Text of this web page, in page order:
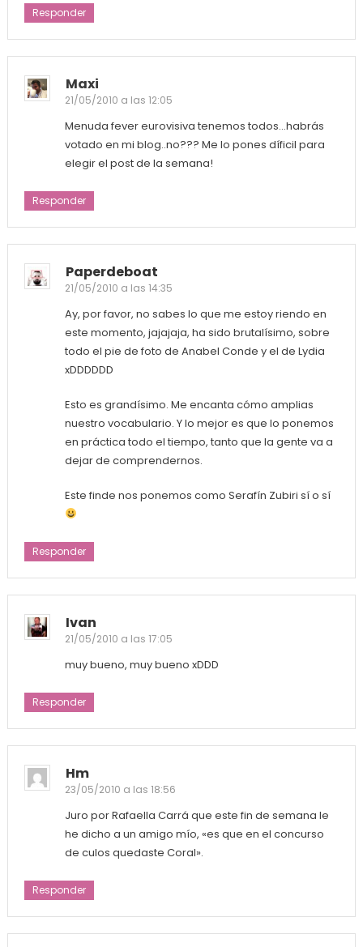
Responder
Maxi
21/05/2010 a las 12:05
Menuda fever eurovisiva tenemos todos…habrás
votado en mi blog..no??? Me lo pones díficil para
elegir el post de la semana!
Responder
Paperdeboat
21/05/2010 a las 14:35
Ay, por favor, no sabes lo que me estoy riendo en
este momento, jajajaja, ha sido brutalísimo, sobre
todo el pie de foto de Anabel Conde y el de Lydia
xDDDDDD
Esto es grandísimo. Me encanta cómo amplias
nuestro vocabulario. Y lo mejor es que lo ponemos
en práctica todo el tiempo, tanto que la gente va a
dejar de comprendernos.
Este finde nos ponemos como Serafín Zubiri sí o sí
Responder
Ivan
21/05/2010 a las 17:05
muy bueno, muy bueno xDDD
Responder
Hm
23/05/2010 a las 18:56
Juro por Rafaella Carrá que este fin de semana le
he dicho a un amigo mío, «es que en el concurso
de culos quedaste Coral».
Responder